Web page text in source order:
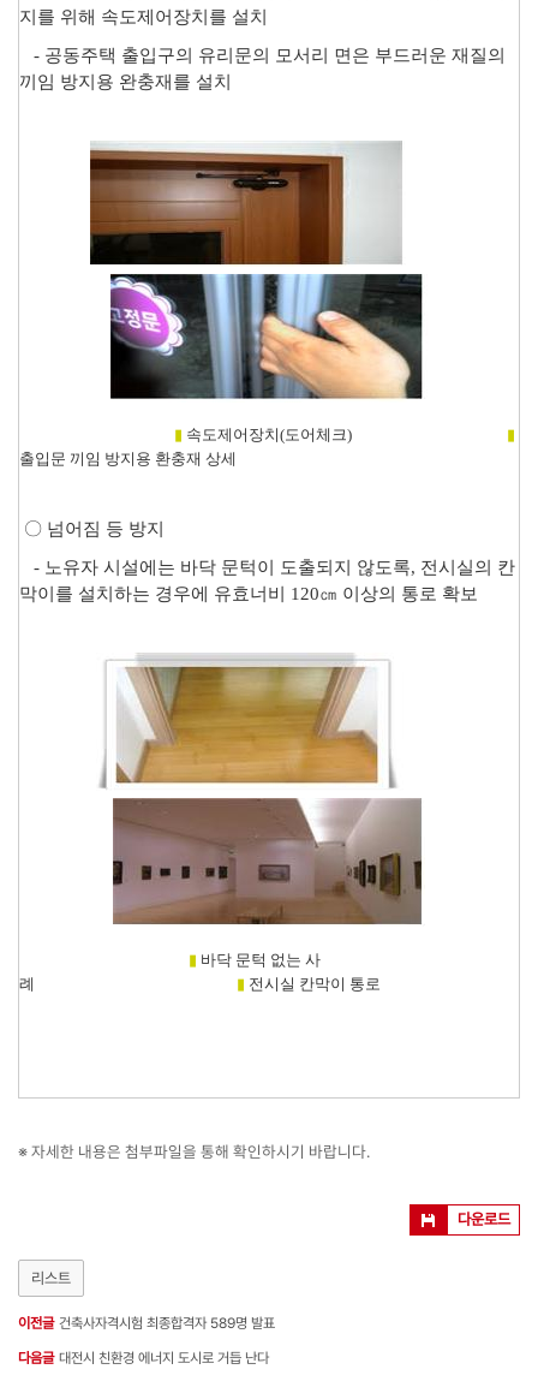
지를 위해 속도제어장치를 설치
- 공동주택 출입구의 유리문의 모서리 면은 부드러운 재질의
끼임 방지용 완충재를 설치
▮ 속도제어장치(도어체크) ▮
출입문 끼임 방지용 환충재 상세
〇 넘어짐 등 방지
- 노유자 시설에는 바닥 문턱이 도출되지 않도록, 전시실의 칸
막이를 설치하는 경우에 유효너비 120㎝ 이상의 통로 확보
▮ 바닥 문턱 없는 사
례 ▮ 전시실 칸막이 통로
※ 자세한 내용은 첨부파일을 통해 확인하시기 바랍니다.
다운로드
리스트
이전글 건축사자격시험 최종합격자 589명 발표
다음글 대전시 친환경 에너지 도시로 거듭 난다